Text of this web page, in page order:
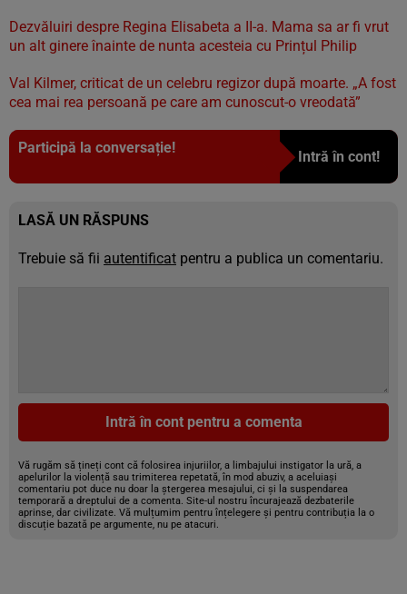
Dezvăluiri despre Regina Elisabeta a II-a. Mama sa ar fi vrut
un alt ginere înainte de nunta acesteia cu Prințul Philip
Val Kilmer, criticat de un celebru regizor după moarte. „A fost
cea mai rea persoană pe care am cunoscut-o vreodată”
Participă la conversație!
Intră în cont!
LASĂ UN RĂSPUNS
Trebuie să fii autentificat pentru a publica un comentariu.
Intră în cont pentru a comenta
Vă rugăm să țineți cont că folosirea injuriilor, a limbajului instigator la ură, a
apelurilor la violență sau trimiterea repetată, în mod abuziv, a aceluiași
comentariu pot duce nu doar la ștergerea mesajului, ci și la suspendarea
temporară a dreptului de a comenta. Site-ul nostru încurajează dezbaterile
aprinse, dar civilizate. Vă mulțumim pentru înțelegere și pentru contribuția la o
discuție bazată pe argumente, nu pe atacuri.